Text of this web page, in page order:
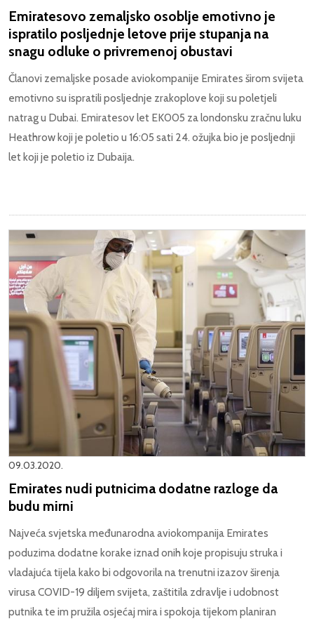
Emiratesovo zemaljsko osoblje emotivno je
ispratilo posljednje letove prije stupanja na
snagu odluke o privremenoj obustavi
Članovi zemaljske posade aviokompanije Emirates širom svijeta
emotivno su ispratili posljednje zrakoplove koji su poletjeli
natrag u Dubai. Emiratesov let EK005 za londonsku zračnu luku
Heathrow koji je poletio u 16:05 sati 24. ožujka bio je posljednji
let koji je poletio iz Dubaija.
09.03.2020.
Emirates nudi putnicima dodatne razloge da
budu mirni
Najveća svjetska međunarodna aviokompanija Emirates
poduzima dodatne korake iznad onih koje propisuju struka i
vladajuća tijela kako bi odgovorila na trenutni izazov širenja
virusa COVID-19 diljem svijeta, zaštitila zdravlje i udobnost
putnika te im pružila osjećaj mira i spokoja tijekom planiran